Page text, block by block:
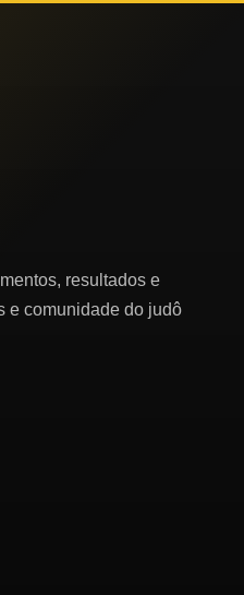
resultados e
e comunidade do judô